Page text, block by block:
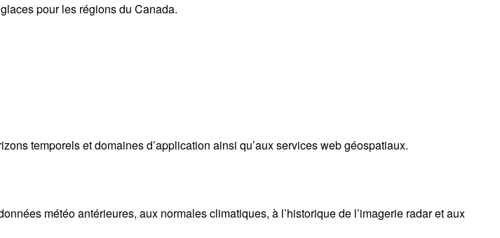
pour les régions du Canada.
temporels et domaines d’application ainsi qu’aux services web géospatiaux.
météo antérieures, aux normales climatiques, à l’historique de l’imagerie radar et aux